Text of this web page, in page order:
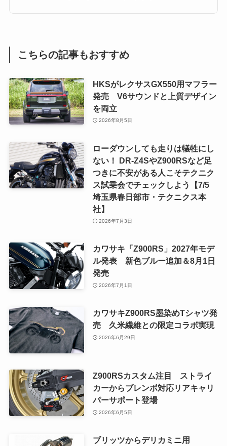
こちらの記事もおすすめ
HKSがレクサスGX550用マフラー
発売 V6サウンドと上質デザイン
を両立
2026年8月5日
ローダウンしても走りは犠牲にし
ない！ DR-Z4SやZ900RSなど足
つきに不安がある人こそテクニク
ス試乗会でチェックしよう【7/5
埼玉県春日部市・テクニクス本
社】
2026年7月3日
カワサキ「Z900RS」2027年モデ
ル発表 新色ブルー追加＆8月1日
発売
2026年7月1日
カワサキZ900RS墨染めTシャツ発
売 久米繊維との限定コラボ実現
2026年6月29日
Z900RSカスタム注目 ストライ
カーからブレンボ対応リアキャリ
パーサポート登場
2026年6月5日
ブリッツからデリカミニ用